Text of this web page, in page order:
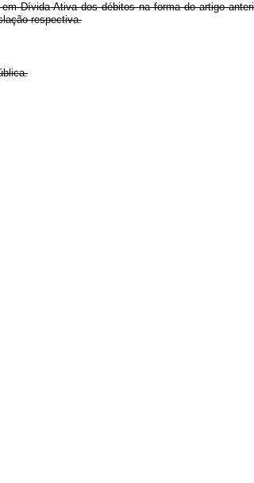
Dívida Ativa dos débitos na forma do artigo
respectiva.